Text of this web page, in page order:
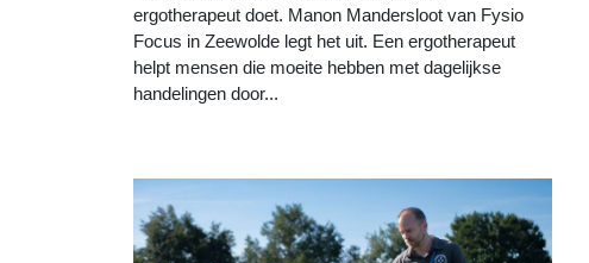
ergotherapeut doet. Manon Mandersloot van Fysio
Focus in Zeewolde legt het uit. Een ergotherapeut
helpt mensen die moeite hebben met dagelijkse
handelingen door...